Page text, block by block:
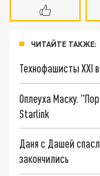
ЧИТАЙТЕ ТАКЖЕ:
Технофашисты XXI
Оплеуха Маску.
Starlink
Даня с Дашей
закончились